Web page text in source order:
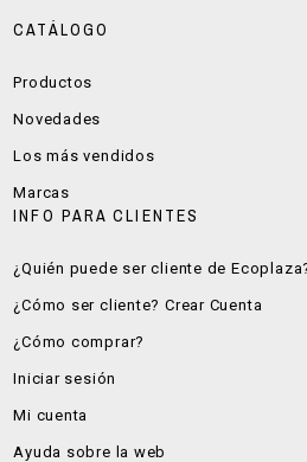
CATÁLOGO
Productos
Novedades
Los más vendidos
Marcas
INFO PARA CLIENTES
¿Quién puede ser cliente de
¿Cómo ser cliente? Crear Cuenta
¿Cómo comprar?
Iniciar sesión
Mi cuenta
Ayuda sobre la web